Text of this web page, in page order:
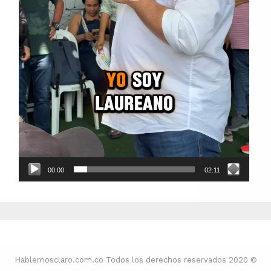
00:00 02:11
Hablemosclaro.com.co Todos los derechos reservados 2020 ©